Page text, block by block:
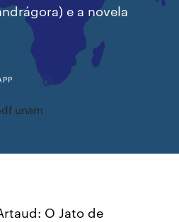
e a novela
unam
O Jato de